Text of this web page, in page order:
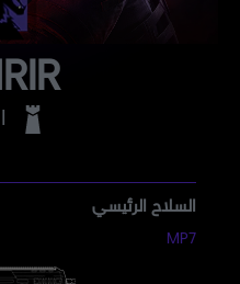
السلاح الرئيسي
MP7